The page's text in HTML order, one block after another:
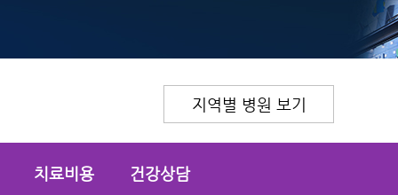
지역별 병원 보기
치료비용 건강상담